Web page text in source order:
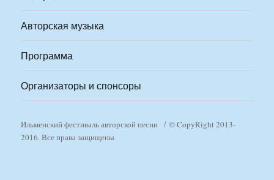
Авторская музыка
Программа
Организаторы и спонсоры
Ильменский фестиваль авторской песни
© CopyRight 2013-
2016. Все права защищены